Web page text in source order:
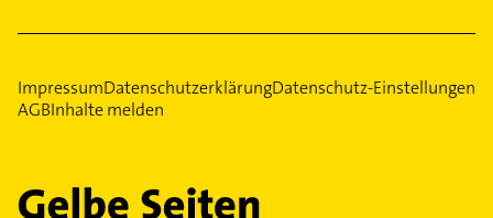
ImpressumDatenschutzerklärungDatenschutz-Einstellungen
AGBInhalte melden